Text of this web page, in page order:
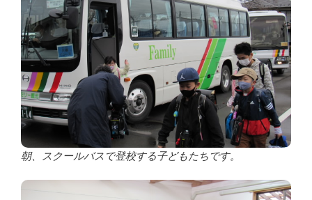
朝、スクールバスで登校する子どもたちです。